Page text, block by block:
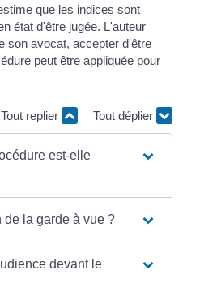
que les indices sont
état d'être jugée. L'auteur
son avocat, accepter d'être
peut être appliquée pour
Tout replier Tout déplier
est-elle
de la garde à vue ?
devant le